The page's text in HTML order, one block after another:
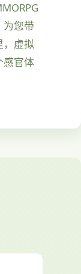
为您带
，虚拟
感官体